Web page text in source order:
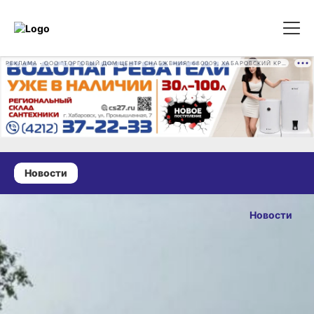
Новости
крае проверят
фитосанитарное
состояние
более 850
Новости